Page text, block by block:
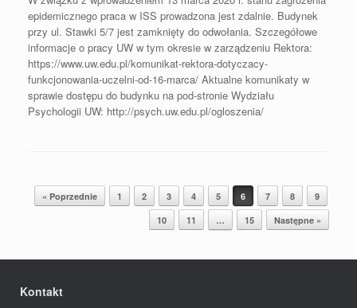
epidemicznego praca w ISS prowadzona jest zdalnie. Budynek
przy ul. Stawki 5/7 jest zamknięty do odwołania. Szczegółowe
informacje o pracy UW w tym okresie w zarządzeniu Rektora:
https://www.uw.edu.pl/komunikat-rektora-dotyczacy-
funkcjonowania-uczelni-od-16-marca/ Aktualne komunikaty w
sprawie dostępu do budynku na pod-stronie Wydziału
Psychologii UW: http://psych.uw.edu.pl/ogloszenia/
Post navigation
« Poprzednie 1 2 3 4 5 6 7 8
9
10
11 … 15 Następne »
Kontakt